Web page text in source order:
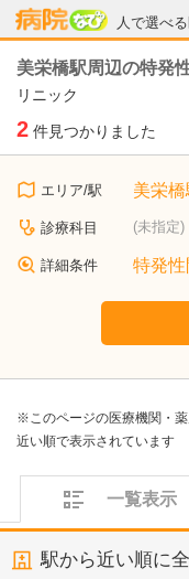
人で選べ
病院なび
美栄橋駅周辺の特発
リニック
2 件見つかりました
エリア/駅 美栄橋
診療科目 (未指定)
詳細条件 特発
※このページの医療機関・薬
近い順で表示されています
一覧表示
駅から近い順に全